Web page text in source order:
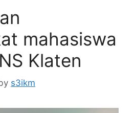
mahasiswa
Klaten
s3ikm